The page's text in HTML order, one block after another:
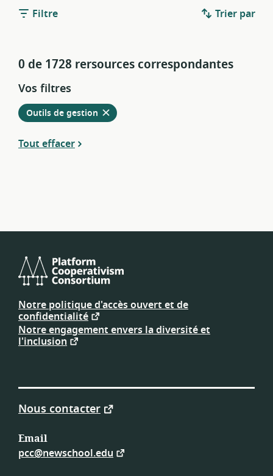
:
Filtre Trier par
0 de 1728 rersources correspondantes
Vos filtres
Retirer
Outils de gestion
partir
Tout effacer
Consortium
de
plateforme
coopérative
Notre politique d'accès ouvert et de
confidentialité
Notre engagement envers la diversité et
l'inclusion
Nous contacter
Email
pcc@newschool.edu